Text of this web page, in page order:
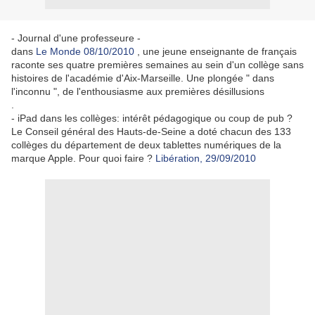
- Journal d'une professeure -
dans Le Monde 08/10/2010 , une jeune enseignante de français
raconte ses quatre premières semaines au sein d'un collège sans
histoires de l'académie d'Aix-Marseille. Une plongée " dans
l'inconnu ", de l'enthousiasme aux premières désillusions
- iPad dans les collèges: intérêt pédagogique ou coup de pub ?
Le Conseil général des Hauts-de-Seine a doté chacun des 133
collèges du département de deux tablettes numériques de la
marque Apple. Pour quoi faire ? Libération, 29/09/2010